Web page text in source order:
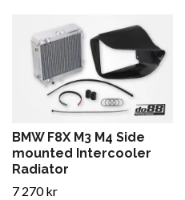
BMW F8X M3 M4 Side
mounted Intercooler
Radiator
7 270 kr